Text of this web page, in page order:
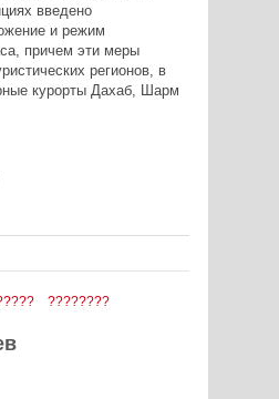
введено
и режим
причем эти меры
регионов, в
курорты Дахаб, Шарм
????????